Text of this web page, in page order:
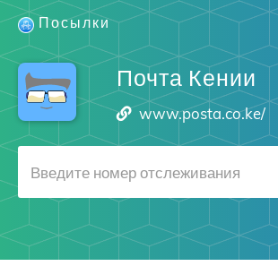
Посылки
Почта Кении
www.posta.co.ke/